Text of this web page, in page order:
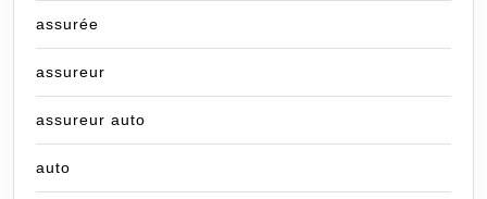
assurée
assureur
assureur auto
auto